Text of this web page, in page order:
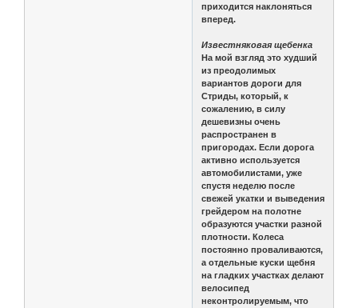
приходится наклоняться
вперед.
Известняковая щебенка
На мой взгляд это худший
из преодолимых
вариантов дороги для
Стриды, который, к
сожалению, в силу
дешевизны очень
распространен в
пригородах. Если дорога
активно используется
автомобилистами, уже
спустя неделю после
свежей укатки и выведения
грейдером на полотне
образуются участки разной
плотности. Колеса
постоянно проваливаются,
а отдельные куски щебня
на гладких участках делают
велосипед
неконтролируемым, что